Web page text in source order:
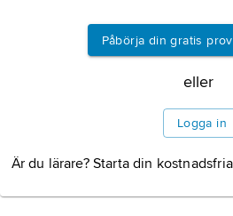
Påbörja din gratis
eller
Logga in
Är du lärare? Starta din